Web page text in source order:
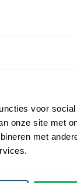
voor
onze site met
met
en